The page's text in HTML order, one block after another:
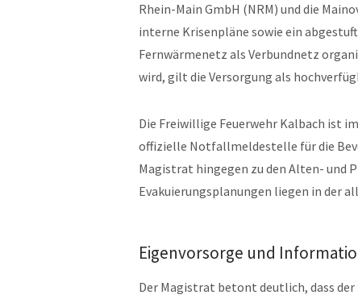
Rhein-Main GmbH (NRM) und die
interne Krisenpläne sowie ein
Fernwärmenetz als Verbundnetz
wird, gilt die Versorgung als
Die Freiwillige Feuerwehr Kalbach ist
offizielle Notfallmeldestelle für die
Magistrat hingegen zu den Alten- und
Evakuierungsplanungen liegen in der
Eigenvorsorge und
Der Magistrat betont deutlich, dass